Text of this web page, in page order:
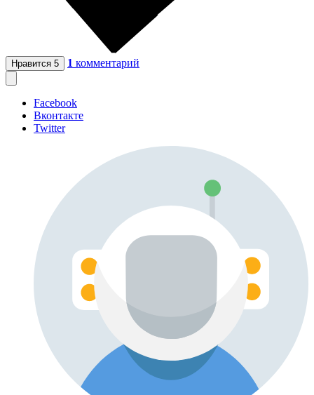
Нравится 5 1 комментарий
Facebook
Вконтакте
Twitter